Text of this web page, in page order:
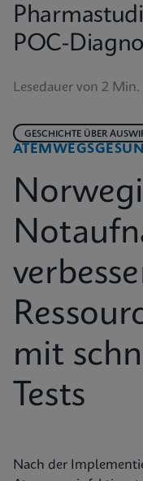
POC-
Lesedauer von 2 Min.
GESCHICHTE ÜBER
mit
Tests
Nach der